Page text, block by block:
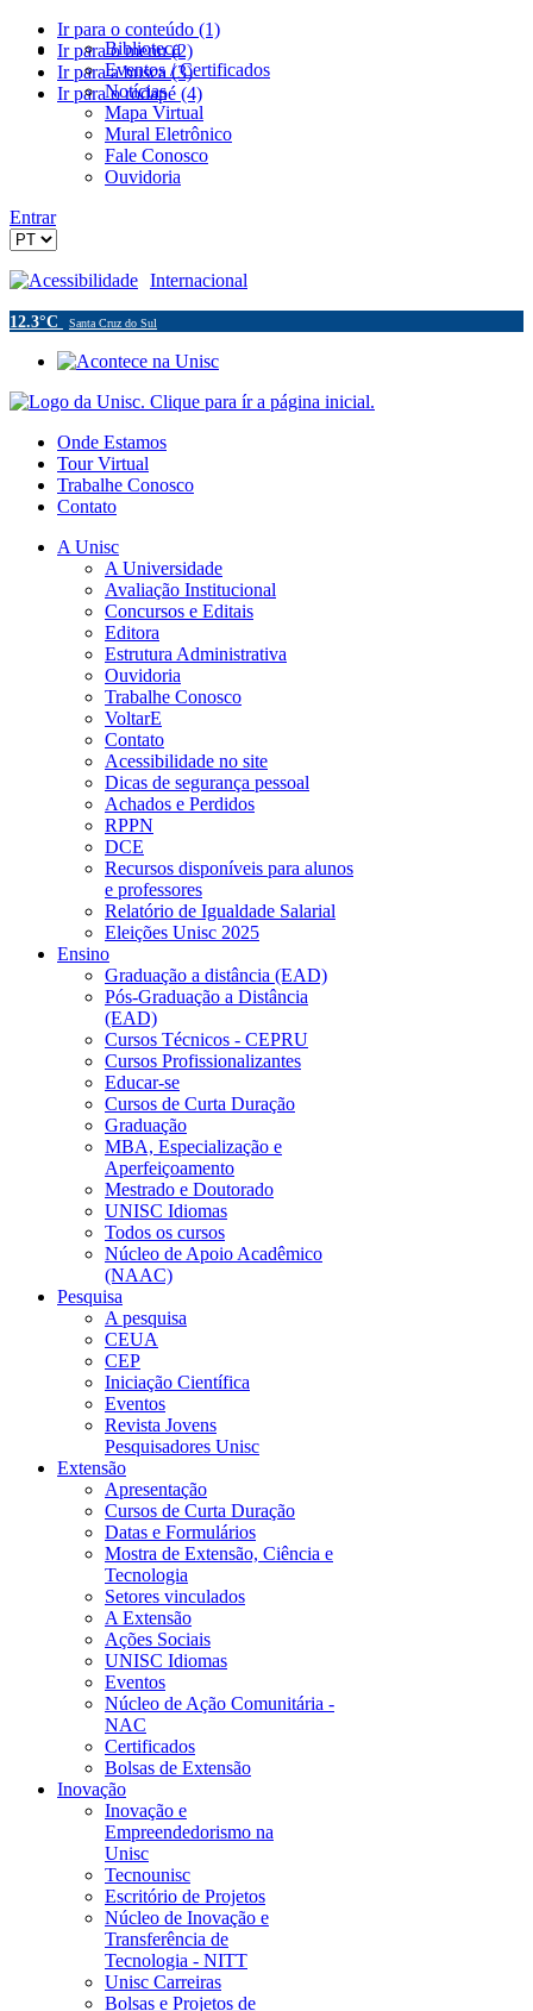
Ir para o conteúdo (1)
Ir para o menu (2)
Ir para a busca (3)
Ir para o rodapé (4)
Biblioteca
Eventos / Certificados
Notícias
Mapa Virtual
Mural Eletrônico
Fale Conosco
Ouvidoria
Entrar
Acessibilidade Internacional
12.3°C Santa Cruz do Sul
Onde Estamos
Tour Virtual
Trabalhe Conosco
Contato
A Unisc
A Universidade
Avaliação Institucional
Concursos e Editais
Editora
Estrutura Administrativa
Ouvidoria
Trabalhe Conosco
VoltarE
Contato
Acessibilidade no site
Dicas de segurança pessoal
Achados e Perdidos
RPPN
DCE
Recursos disponíveis para alunos
e professores
Relatório de Igualdade Salarial
Eleições Unisc 2025
Ensino
Graduação a distância (EAD)
Pós-Graduação a Distância
(EAD)
Cursos Técnicos - CEPRU
Cursos Profissionalizantes
Educar-se
Cursos de Curta Duração
Graduação
MBA, Especialização e
Aperfeiçoamento
Mestrado e Doutorado
UNISC Idiomas
Todos os cursos
Núcleo de Apoio Acadêmico
(NAAC)
Pesquisa
A pesquisa
CEUA
CEP
Iniciação Científica
Eventos
Revista Jovens
Pesquisadores Unisc
Extensão
Apresentação
Cursos de Curta Duração
Datas e Formulários
Mostra de Extensão, Ciência e
Tecnologia
Setores vinculados
A Extensão
Ações Sociais
UNISC Idiomas
Eventos
Núcleo de Ação Comunitária -
NAC
Certificados
Bolsas de Extensão
Inovação
Inovação e
Empreendedorismo na
Unisc
Tecnounisc
Escritório de Projetos
Núcleo de Inovação e
Transferência de
Tecnologia - NITT
Unisc Carreiras
Bolsas e Projetos de